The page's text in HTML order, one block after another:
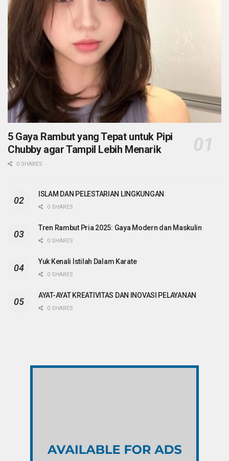
5 Gaya Rambut yang Tepat untuk Pipi
Chubby agar Tampil Lebih Menarik
0 SHARES
ISLAM DAN PELESTARIAN LINGKUNGAN
0 SHARES
Tren Rambut Pria 2025: Gaya Modern dan Maskulin
0 SHARES
Yuk Kenali Istilah Dalam Karate
0 SHARES
AYAT-AYAT KREATIVITAS DAN INOVASI PELAYANAN
0 SHARES